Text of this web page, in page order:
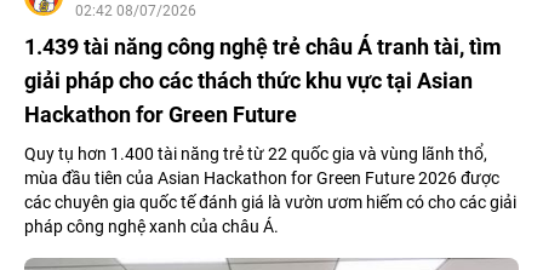
02:42 08/07/2026
1.439 tài năng công nghệ trẻ châu Á tranh tài, tìm
giải pháp cho các thách thức khu vực tại Asian
Hackathon for Green Future
Quy tụ hơn 1.400 tài năng trẻ từ 22 quốc gia và vùng lãnh thổ,
mùa đầu tiên của Asian Hackathon for Green Future 2026 được
các chuyên gia quốc tế đánh giá là vườn ươm hiếm có cho các giải
pháp công nghệ xanh của châu Á.